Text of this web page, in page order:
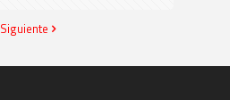
Siguiente